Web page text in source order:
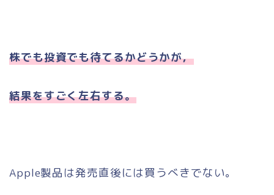
株でも投資でも待てるかどうかが，
結果をすごく左右する。
Apple製品は発売直後には買うべきでない。